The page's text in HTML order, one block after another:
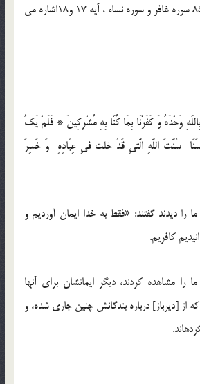
در این باره به آیات 84 و 85 سوره غافر و سوره نساء ، آیه 17 و18اشاره می
بِاللَّهِ وَحْدَهُ وَ كَفَرْنَا بِمَا كُنَّا بِهِ مُشْرِكِینَ * فَلَمْ یَكُ
بَأْسَنَا سُنَّتَ اللَّهِ الَّتىِ قَدْ خلت فىِ عِبَادِهِ وَ خَسِرَ
دیدند گفتند: «فقط به خدا ایمان آوردیم و
كافریم.
مشاهده كردند، دیگر ایمانشان براى آنها
[دیرباز] درباره بندگانش چنین جارى شده، و